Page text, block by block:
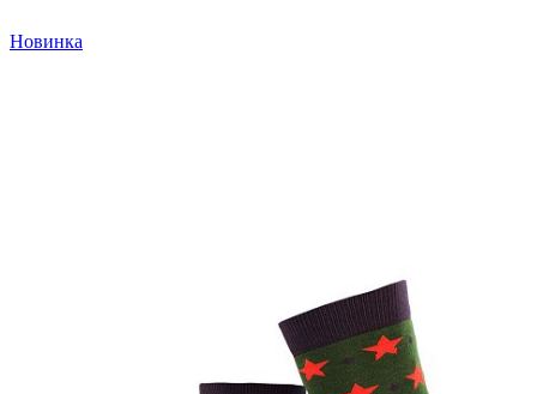
Новинка